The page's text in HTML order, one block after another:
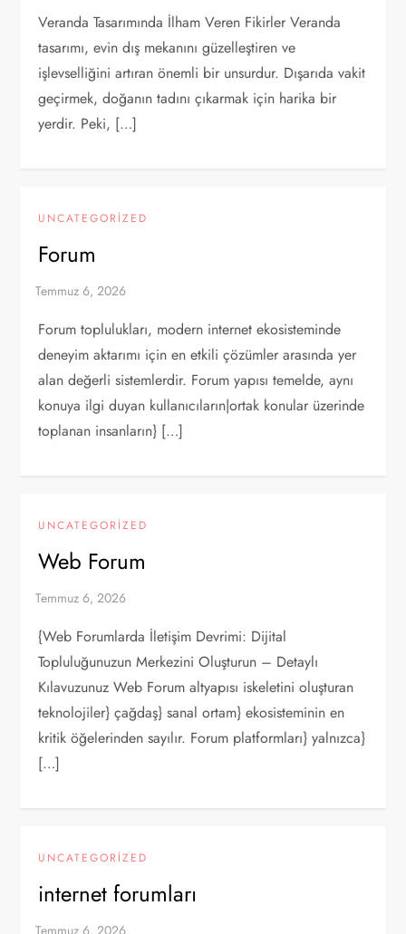
Veranda Tasarımında İlham Veren Fikirler Veranda
tasarımı, evin dış mekanını güzelleştiren ve
işlevselliğini artıran önemli bir unsurdur. Dışarıda vakit
geçirmek, doğanın tadını çıkarmak için harika bir
yerdir. Peki, […]
UNCATEGORIZED
Forum
Forum toplulukları, modern internet ekosisteminde
deneyim aktarımı için en etkili çözümler arasında yer
alan değerli sistemlerdir. Forum yapısı temelde, aynı
konuya ilgi duyan kullanıcıların|ortak konular üzerinde
toplanan insanların} […]
UNCATEGORIZED
Web Forum
{Web Forumlarda İletişim Devrimi: Dijital
Topluluğunuzun Merkezini Oluşturun – Detaylı
Kılavuzunuz Web Forum altyapısı iskeletini oluşturan
teknolojiler} çağdaş} sanal ortam} ekosisteminin en
kritik öğelerinden sayılır. Forum platformları} yalnızca}
[…]
UNCATEGORIZED
internet forumları